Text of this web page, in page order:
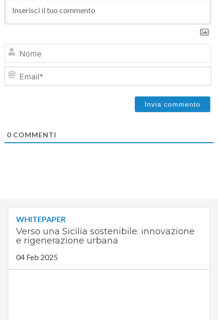
0COMMENTI
WHITEPAPER
Verso una Sicilia sostenibile: innovazione
e rigenerazione urbana
04 Feb 2025